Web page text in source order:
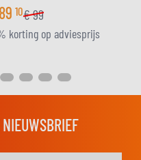
89 10€99
korting op adviesprijs